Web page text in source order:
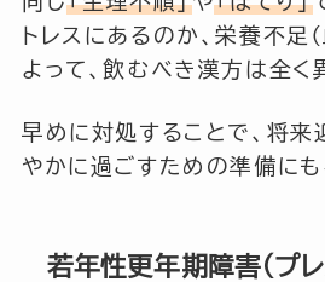
トレスにあるのか、栄養不足
よって、飲むべき漢方は全く
早めに対処することで、将来
やかに過ごすための準備にも
若年性更年期障害（プ